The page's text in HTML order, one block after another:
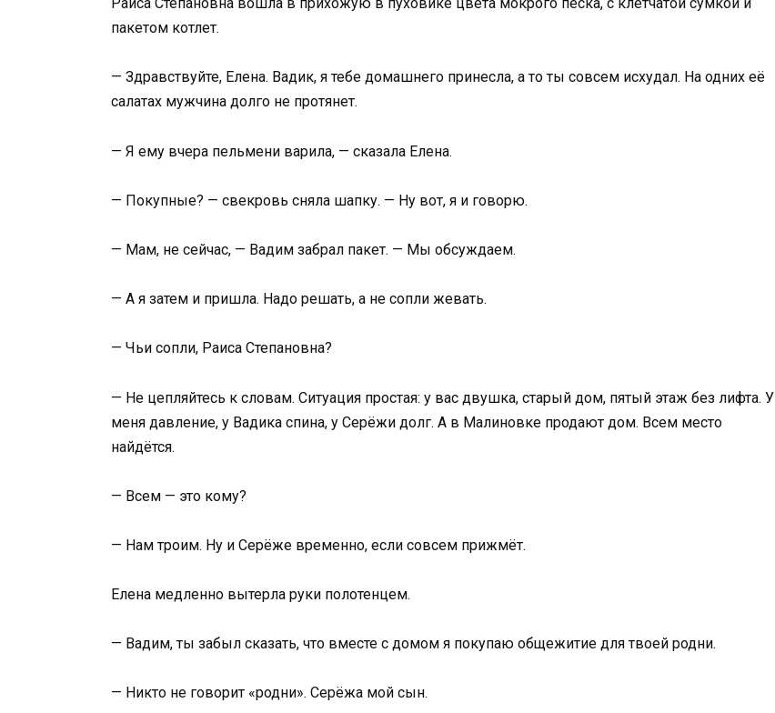
пакетом котлет.
— Здравствуйте, Елена. Вадик, я тебе домашнего принесла, а то ты совсем исхудал. На одних её
салатах мужчина долго не протянет.
— Я ему вчера пельмени варила, — сказала Елена.
— Покупные? — свекровь сняла шапку. — Ну вот, я и говорю.
— Мам, не сейчас, — Вадим забрал пакет. — Мы обсуждаем.
— А я затем и пришла. Надо решать, а не сопли жевать.
— Чьи сопли, Раиса Степановна?
— Не цепляйтесь к словам. Ситуация простая: у вас двушка, старый дом, пятый этаж без лифта. У
меня давление, у Вадика спина, у Серёжи долг. А в Малиновке продают дом. Всем место
найдётся.
— Всем — это кому?
— Нам троим. Ну и Серёже временно, если совсем прижмёт.
Елена медленно вытерла руки полотенцем.
— Вадим, ты забыл сказать, что вместе с домом я покупаю общежитие для твоей родни.
— Никто не говорит «родни». Серёжа мой сын.